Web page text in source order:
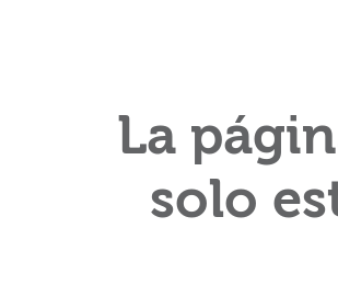
La
solo